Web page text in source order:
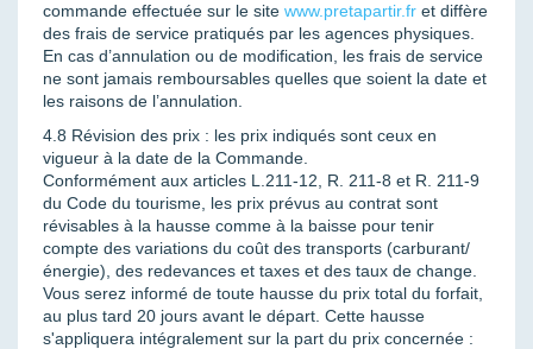
commande effectuée sur le site www.pretapartir.fr et diffère
des frais de service pratiqués par les agences physiques.
En cas d’annulation ou de modification, les frais de service
ne sont jamais remboursables quelles que soient la date et
les raisons de l’annulation.
4.8 Révision des prix : les prix indiqués sont ceux en
vigueur à la date de la Commande.
Conformément aux articles L.211-12, R. 211-8 et R. 211-9
du Code du tourisme, les prix prévus au contrat sont
révisables à la hausse comme à la baisse pour tenir
compte des variations du coût des transports (carburant/
énergie), des redevances et taxes et des taux de change.
Vous serez informé de toute hausse du prix total du forfait,
au plus tard 20 jours avant le départ. Cette hausse
s'appliquera intégralement sur la part du prix concernée :